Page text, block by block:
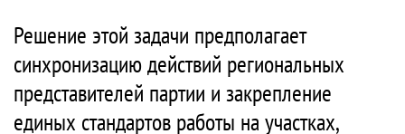
Решение этой задачи предполагает
синхронизацию действий региональных
представителей партии и закрепление
единых стандартов работы на участках,